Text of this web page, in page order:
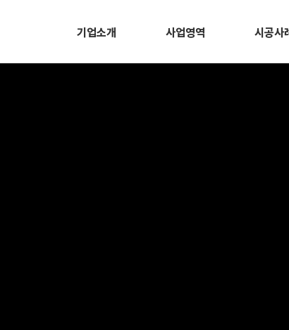
기업소개 사업영역 시공사